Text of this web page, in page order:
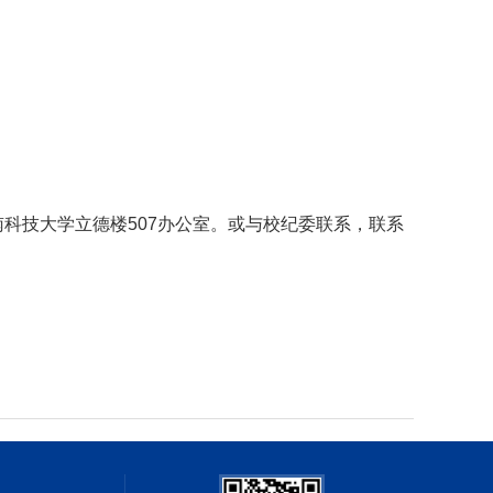
技大学立德楼507办公室。或与校纪委联系，联系